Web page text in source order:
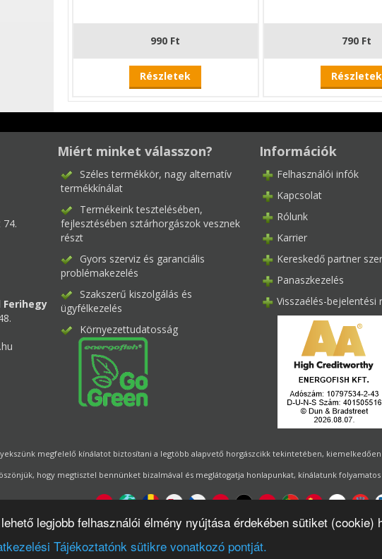
legjobb felhasználói élmény nyújtása érdekében sütiket
Tájékoztatónk sütikre vonatkozó pontját.
990 Ft
Részletek
790 Ft
Részletek
Ferihegy
Miért minket válasszon?
Széles termékkör, nagy alternatív
termékkínálat
Termékeink tesztelésében,
fejlesztésében sztárhorgászok vesznek
részt
Gyors szerviz és garanciális
problémakezelés
Szakszerű kiszolgálás és
ügyfélkezelés
Környezettudatosság
Információk
Felhasználói infók
Kapcsolat
Rólunk
Karrier
Kereskedő partner
Panaszkezelés
Visszaélés-bejelentési
megfelelő kínálatot biztosítani a legtöbb alapvető horgászcikk tekintetében,
hogy megtisztel bennünket bizalmával és meglátogatja honlapunkat, kínálatunk
Designed byEnergofish Kft
Oldalmotor:CWBbyGloobus Software Developement